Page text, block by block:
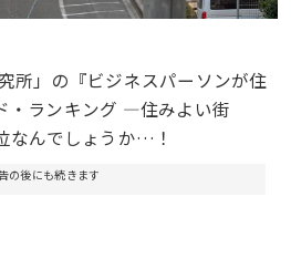
所」の『ビジネスパーソンが住
・ランキング ―住みよい街
なんでしょうか…！
の後にも続きます